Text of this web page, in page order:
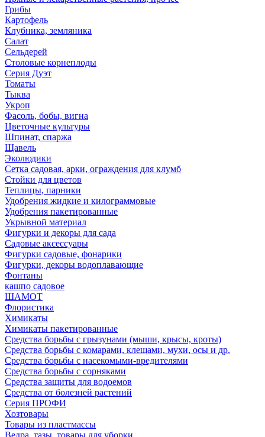
Грибы
Картофель
Клубника, земляника
Салат
Сельдерей
Столовые корнеплоды
Серия Дуэт
Томаты
Тыква
Укроп
Фасоль, бобы, вигна
Цветочные культуры
Шпинат, спаржа
Щавель
Эколюдики
Сетка садовая, арки, ограждения для клумб
Стойки для цветов
Теплицы, парники
Удобрения жидкие и килограммовые
Удобрения пакетированные
Укрывной материал
Фигурки и декоры для сада
Садовые аксессуары
Фигурки садовые, фонарики
Фигурки, декоры водоплавающие
Фонтаны
кашпо садовое
ШАМОТ
Флористика
Химикаты
Химикаты пакетированные
Средства борьбы с грызунами (мыши, крысы, кроты)
Средства борьбы с комарами, клещами, мухи, осы и др.
Средства борьбы с насекомыми-вредителями
Средства борьбы с сорняками
Средства защиты для водоемов
Средства от болезней растений
Серия ПРОФИ
Хозтовары
Товары из пластмассы
Ведра, тазы, товары для уборки